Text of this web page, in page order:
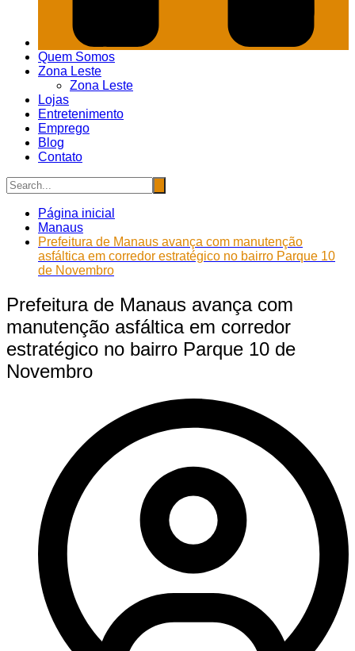
Quem Somos
Zona Leste
Zona Leste
Lojas
Entretenimento
Emprego
Blog
Contato
Página inicial
Manaus
Prefeitura de Manaus avança com manutenção
asfáltica em corredor estratégico no bairro Parque 10
de Novembro
Prefeitura de Manaus avança com
manutenção asfáltica em corredor
estratégico no bairro Parque 10 de
Novembro